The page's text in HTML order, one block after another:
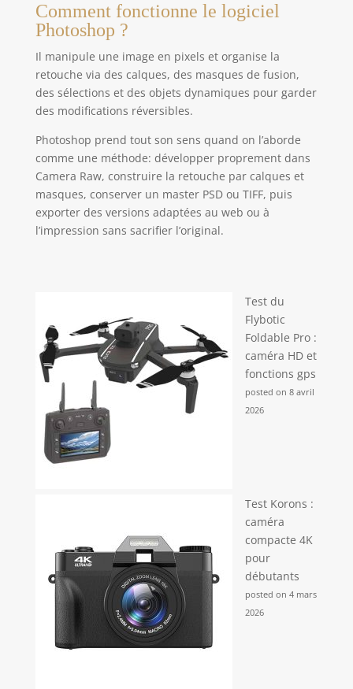
Comment fonctionne le logiciel
Photoshop ?
Il manipule une image en pixels et organise la
retouche via des calques, des masques de fusion,
des sélections et des objets dynamiques pour garder
des modifications réversibles.
Photoshop prend tout son sens quand on l’aborde
comme une méthode: développer proprement dans
Camera Raw, construire la retouche par calques et
masques, conserver un master PSD ou TIFF, puis
exporter des versions adaptées au web ou à
l’impression sans sacrifier l’original.
Test du
Flybotic
Foldable Pro :
caméra HD et
fonctions gps
posted on 8 avril
2026
Test Korons :
caméra
compacte 4K
pour
débutants
posted on 4 mars
2026